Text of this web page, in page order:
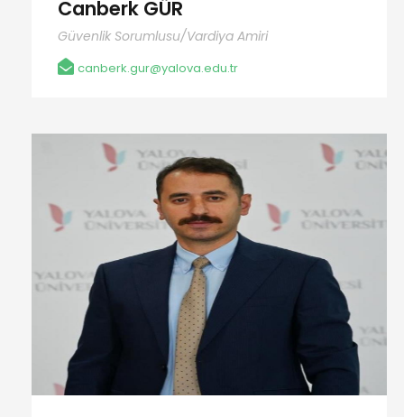
Canberk GÜR
Güvenlik Sorumlusu/Vardiya Amiri
canberk.gur@yalova.edu.tr